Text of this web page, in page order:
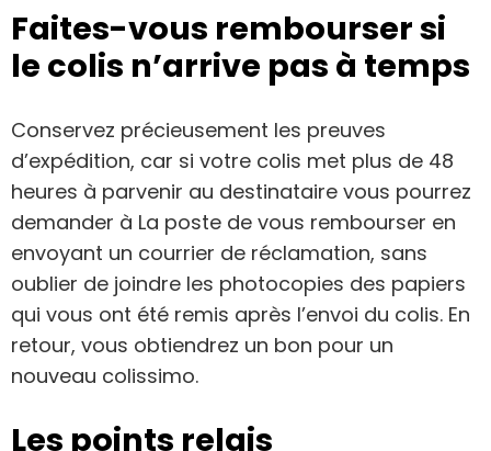
Faites-vous rembourser si
le colis n’arrive pas à temps
Conservez précieusement les preuves
d’expédition, car si votre colis met plus de 48
heures à parvenir au destinataire vous pourrez
demander à La poste de vous rembourser en
envoyant un courrier de réclamation, sans
oublier de joindre les photocopies des papiers
qui vous ont été remis après l’envoi du colis. En
retour, vous obtiendrez un bon pour un
nouveau colissimo.
Les points relais